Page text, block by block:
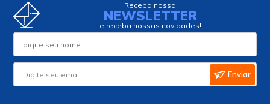
Receba nossa
NEWSLETTER
e receba nossas novidades!
Enviar